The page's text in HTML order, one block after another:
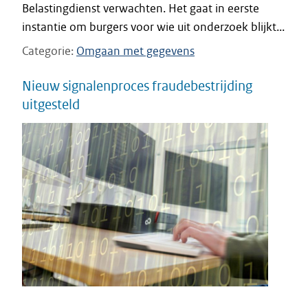
Belastingdienst verwachten. Het gaat in eerste
instantie om burgers voor wie uit onderzoek blijkt...
Categorie Omgaan met gegevens
Nieuw signalenproces fraudebestrijding
uitgesteld